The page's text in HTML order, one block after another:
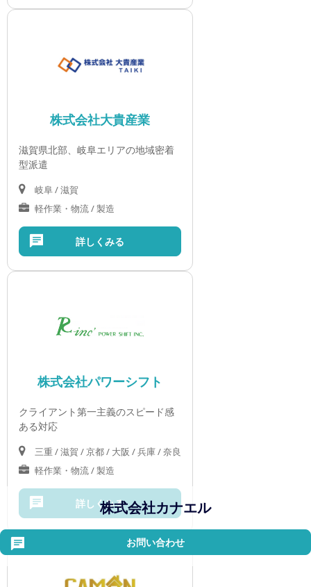
株式会社大貴産業
滋賀県北部、岐阜エリアの地域密着
型派遣
岐阜 / 滋賀
軽作業・物流 / 製造
詳しくみる
株式会社パワーシフト
クライアント第一主義のスピード感
ある対応
三重 / 滋賀 / 京都 / 大阪 / 兵庫 / 奈良
軽作業・物流 / 製造
詳しくみる株式会社カナエル
お問い合わせ